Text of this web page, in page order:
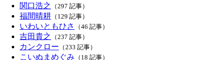
関口浩之 （297 記事）
福間晴耕 （129 記事）
いわいともひさ （46 記事）
吉田貴之 （237 記事）
カンクロー （233 記事）
こいぬまめぐみ （18 記事）